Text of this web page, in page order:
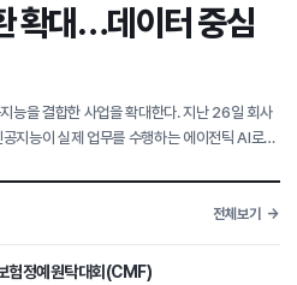
확대…데이터 중심
능을 결합한 사업을 확대한다. 지난 26일 회사
지능이 실제 업무를 수행하는 에이전틱 AI로
전체보기
험정예원탁대회(CMF)